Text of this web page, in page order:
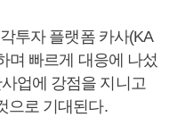
투자 플랫폼 카사(KA
며 빠르게 대응에 나섰
업에 강점을 지니고
으로 기대된다.